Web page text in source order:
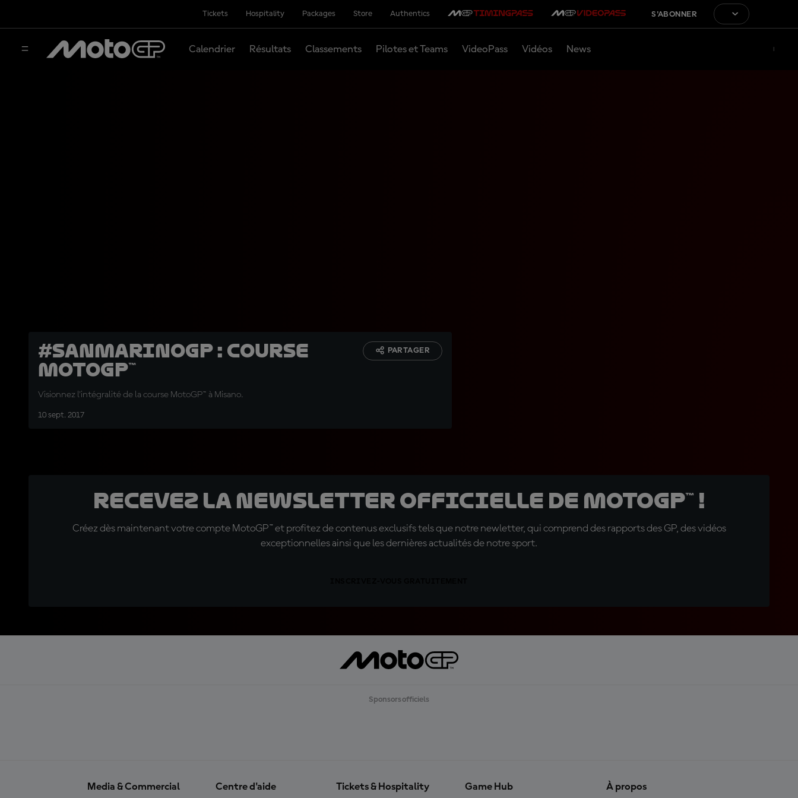
Tickets Hospitality Packages Store Authentics S'ABONNER
Calendrier Résultats Classements Pilotes et Teams VideoPass Vidéos News
#SanMarinoGP : Course
MotoGP™
Visionnez l'intégralité de la course MotoGP™ à Misano.
10 sept. 2017
PARTAGER
Recevez la Newsletter officielle de MotoGP™ !
Créez dès maintenant votre compte MotoGP™ et profitez de contenus exclusifs tels que notre newletter, qui comprend des rapports des GP, des vidéos
exceptionnelles ainsi que les dernières actualités de notre sport.
Sponsors officiels
Media & Commercial Centre d'aide Tickets & Hospitality Game Hub À propos